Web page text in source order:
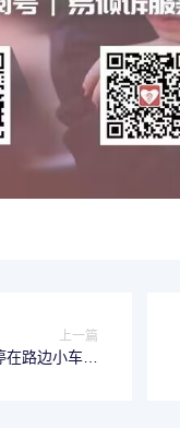
上一篇
在路边小车撞